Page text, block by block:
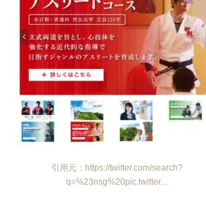
引用元：https://twitter.com/search?
q=%23nsg%20pic.twitter....